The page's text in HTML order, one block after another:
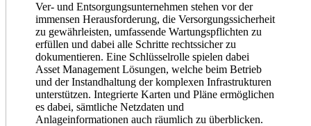
Ver- und Entsorgungsunternehmen stehen vor der
immensen Herausforderung, die Versorgungssicherheit
zu gewährleisten, umfassende Wartungspflichten zu
erfüllen und dabei alle Schritte rechtssicher zu
dokumentieren. Eine Schlüsselrolle spielen dabei
Asset Management Lösungen, welche beim Betrieb
und der Instandhaltung der komplexen Infrastrukturen
unterstützen. Integrierte Karten und Pläne ermöglichen
es dabei, sämtliche Netzdaten und
Anlageinformationen auch räumlich zu überblicken.